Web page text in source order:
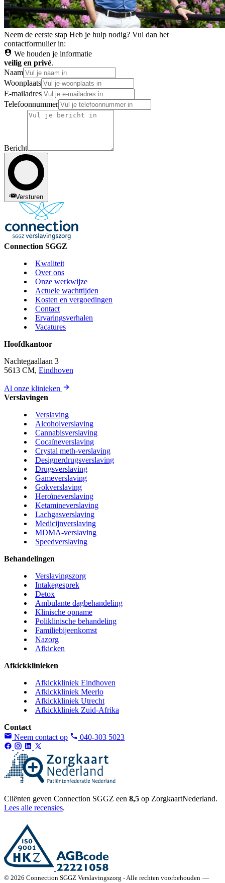
Neem de eerste stap Heb je hulp nodig? Vul dan het
contactformulier in:
We houden je informatie
veilig en privé.
Naam
Woonplaats
E-mailadres
Telefoonnummer
Bericht
Versturen
Connection SGGZ
Kwaliteit
Over ons
Onze werkwijze
Actuele wachttijden
Kosten en vergoedingen
Contact
Ervaringsverhalen
Vacatures
Hoofdkantoor
Nachtegaallaan 3
5613 CM, Eindhoven
Al onze klinieken
Verslavingen
Verslaving
Alcoholverslaving
Cannabisverslaving
Cocaïneverslaving
Crystal meth-verslaving
Designerdrugsverslaving
Drugsverslaving
Gameverslaving
Gokverslaving
Heroïneverslaving
Ketamineverslaving
Lachgasverslaving
Medicijnverslaving
MDMA-verslaving
Speedverslaving
Behandelingen
Verslavingszorg
Intakegesprek
Detox
Ambulante dagbehandeling
Klinische opname
Poliklinische behandeling
Familiebijeenkomst
Nazorg
Afkicken
Afkickklinieken
Afkickkliniek Eindhoven
Afkickkliniek Meerlo
Afkickkliniek Utrecht
Afkickkliniek Zuid-Afrika
Contact
Neem contact op
040-303 5023
Cliënten geven Connection SGGZ een 8,5 op ZorgkaartNederland.
Lees alle recensies.
© 2026 Connection SGGZ Verslavingszorg - Alle rechten voorbehouden —